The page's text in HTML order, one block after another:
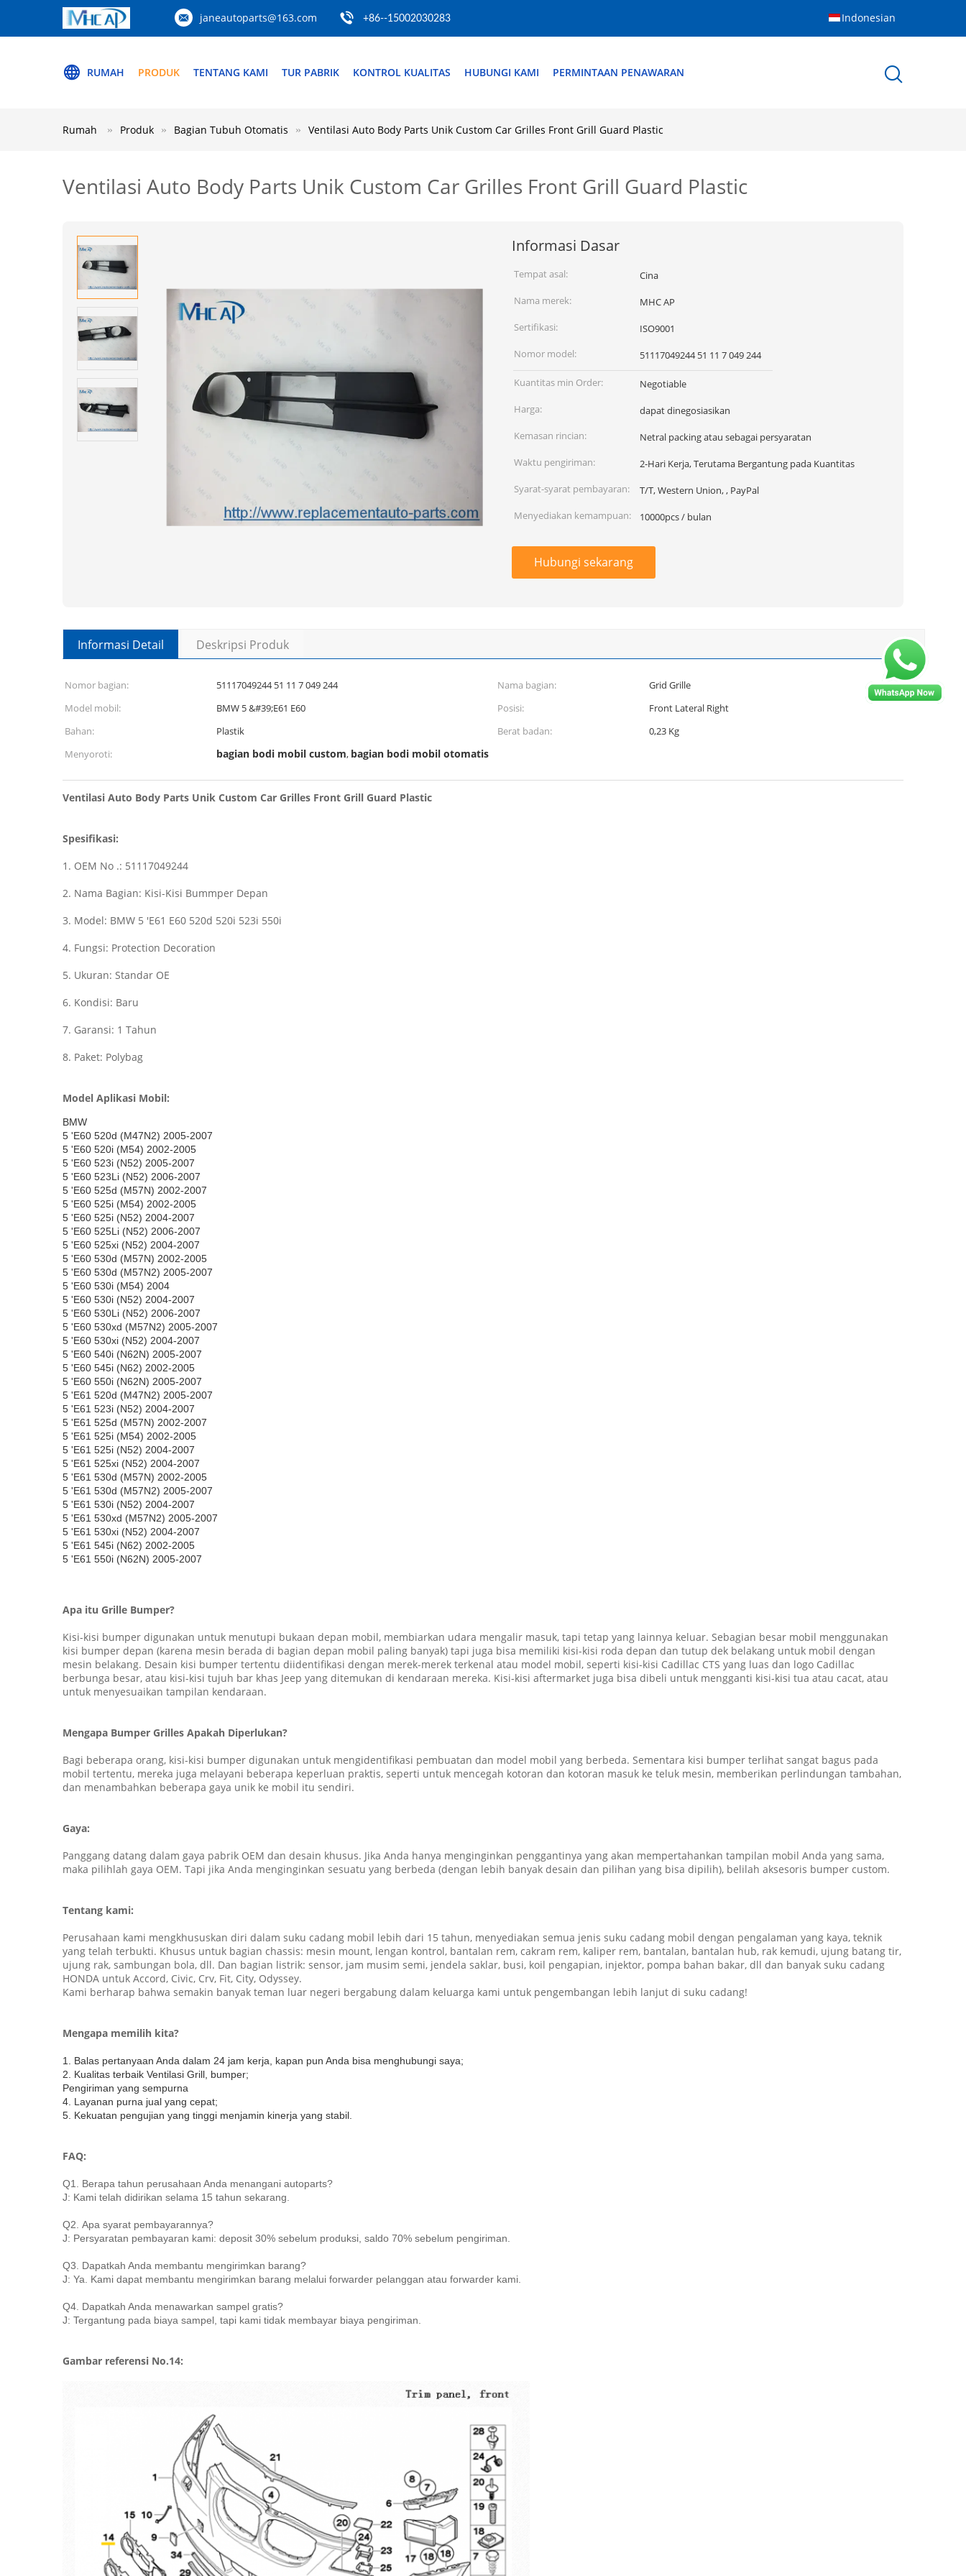
janeautoparts@163.com +86--15002030283 Indonesian
RUMAH PRODUK TENTANG KAMI TUR PABRIK KONTROL KUALITAS HUBUNGI KAMI PERMINTAAN PENAWARAN
Rumah Produk Bagian Tubuh Otomatis Ventilasi Auto Body Parts Unik Custom Car Grilles Front Grill Guard Plastic
Ventilasi Auto Body Parts Unik Custom Car Grilles Front Grill Guard Plastic
Informasi Dasar
Tempat asal:
Cina
Nama merek:
MHC AP
Sertifikasi:
ISO9001
Nomor model:
51117049244 51 11 7 049 244
Kuantitas min Order:
Negotiable
Harga:
dapat dinegosiasikan
Kemasan rincian:
Netral packing atau sebagai persyaratan
Waktu pengiriman:
2-Hari Kerja, Terutama Bergantung pada Kuantitas
Syarat-syarat pembayaran:
T/T, Western Union, , PayPal
Menyediakan kemampuan:
10000pcs / bulan
Hubungi sekarang
Informasi Detail Deskripsi Produk
Nomor bagian: 51117049244 51 11 7 049 244 Nama bagian:
Grid Grille
Model mobil:
BMW 5 &#39;E61 E60 Posisi:
Front Lateral Right
Bahan:
Plastik Berat badan:
0,23 Kg
Menyoroti:
bagian bodi mobil custom, bagian bodi mobil otomatis
Ventilasi Auto Body Parts Unik Custom Car Grilles Front Grill Guard Plastic
Spesifikasi:
1. OEM No .: 51117049244
2. Nama Bagian: Kisi-Kisi Bummper Depan
3. Model: BMW 5 'E61 E60 520d 520i 523i 550i
4. Fungsi: Protection Decoration
5. Ukuran: Standar OE
6. Kondisi: Baru
7. Garansi: 1 Tahun
8. Paket: Polybag
Model Aplikasi Mobil:
BMW
5 'E60 520d (M47N2) 2005-2007
5 'E60 520i (M54) 2002-2005
5 'E60 523i (N52) 2005-2007
5 'E60 523Li (N52) 2006-2007
5 'E60 525d (M57N) 2002-2007
5 'E60 525i (M54) 2002-2005
5 'E60 525i (N52) 2004-2007
5 'E60 525Li (N52) 2006-2007
5 'E60 525xi (N52) 2004-2007
5 'E60 530d (M57N) 2002-2005
5 'E60 530d (M57N2) 2005-2007
5 'E60 530i (M54) 2004
5 'E60 530i (N52) 2004-2007
5 'E60 530Li (N52) 2006-2007
5 'E60 530xd (M57N2) 2005-2007
5 'E60 530xi (N52) 2004-2007
5 'E60 540i (N62N) 2005-2007
5 'E60 545i (N62) 2002-2005
5 'E60 550i (N62N) 2005-2007
5 'E61 520d (M47N2) 2005-2007
5 'E61 523i (N52) 2004-2007
5 'E61 525d (M57N) 2002-2007
5 'E61 525i (M54) 2002-2005
5 'E61 525i (N52) 2004-2007
5 'E61 525xi (N52) 2004-2007
5 'E61 530d (M57N) 2002-2005
5 'E61 530d (M57N2) 2005-2007
5 'E61 530i (N52) 2004-2007
5 'E61 530xd (M57N2) 2005-2007
5 'E61 530xi (N52) 2004-2007
5 'E61 545i (N62) 2002-2005
5 'E61 550i (N62N) 2005-2007
Apa itu Grille Bumper?
Kisi-kisi bumper digunakan untuk menutupi bukaan depan mobil, membiarkan udara mengalir masuk, tapi tetap yang lainnya keluar. Sebagian besar mobil menggunakan
kisi bumper depan (karena mesin berada di bagian depan mobil paling banyak) tapi juga bisa memiliki kisi-kisi roda depan dan tutup dek belakang untuk mobil dengan
mesin belakang. Desain kisi bumper tertentu diidentifikasi dengan merek-merek terkenal atau model mobil, seperti kisi-kisi Cadillac CTS yang luas dan logo Cadillac
berbunga besar, atau kisi-kisi tujuh bar khas Jeep yang ditemukan di kendaraan mereka. Kisi-kisi aftermarket juga bisa dibeli untuk mengganti kisi-kisi tua atau cacat, atau
untuk menyesuaikan tampilan kendaraan.
Mengapa Bumper Grilles Apakah Diperlukan?
Bagi beberapa orang, kisi-kisi bumper digunakan untuk mengidentifikasi pembuatan dan model mobil yang berbeda. Sementara kisi bumper terlihat sangat bagus pada
mobil tertentu, mereka juga melayani beberapa keperluan praktis, seperti untuk mencegah kotoran dan kotoran masuk ke teluk mesin, memberikan perlindungan tambahan,
dan menambahkan beberapa gaya unik ke mobil itu sendiri.
Gaya:
Panggang datang dalam gaya pabrik OEM dan desain khusus. Jika Anda hanya menginginkan penggantinya yang akan mempertahankan tampilan mobil Anda yang sama,
maka pilihlah gaya OEM. Tapi jika Anda menginginkan sesuatu yang berbeda (dengan lebih banyak desain dan pilihan yang bisa dipilih), belilah aksesoris bumper custom.
Tentang kami:
Perusahaan kami mengkhususkan diri dalam suku cadang mobil lebih dari 15 tahun, menyediakan semua jenis suku cadang mobil dengan pengalaman yang kaya, teknik
yang telah terbukti. Khusus untuk bagian chassis: mesin mount, lengan kontrol, bantalan rem, cakram rem, kaliper rem, bantalan, bantalan hub, rak kemudi, ujung batang tir,
ujung rak, sambungan bola, dll. Dan bagian listrik: sensor, jam musim semi, jendela saklar, busi, koil pengapian, injektor, pompa bahan bakar, dll dan banyak suku cadang
HONDA untuk Accord, Civic, Crv, Fit, City, Odyssey.
Kami berharap bahwa semakin banyak teman luar negeri bergabung dalam keluarga kami untuk pengembangan lebih lanjut di suku cadang!
Mengapa memilih kita?
1. Balas pertanyaan Anda dalam 24 jam kerja, kapan pun Anda bisa menghubungi saya;
2. Kualitas terbaik Ventilasi Grill, bumper;
Pengiriman yang sempurna
4. Layanan purna jual yang cepat;
5. Kekuatan pengujian yang tinggi menjamin kinerja yang stabil.
FAQ:
Q1.
Berapa tahun perusahaan Anda menangani autoparts?
J: Kami telah didirikan selama 15 tahun sekarang.
Q2. Apa syarat pembayarannya?
J: Persyaratan pembayaran kami: deposit 30% sebelum produksi, saldo 70% sebelum pengiriman.
Q3.
Dapatkah Anda membantu mengirimkan barang?
J: Ya.
Kami dapat membantu mengirimkan barang melalui forwarder pelanggan atau forwarder kami.
Q4. Dapatkah Anda menawarkan sampel gratis?
J: Tergantung pada biaya sampel, tapi kami tidak membayar biaya pengiriman.
Gambar referensi No.14: